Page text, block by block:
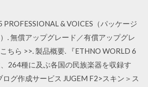
PROFESSIONAL & VOICES（パッケージ
. 無償アップグレード／有償アップグレ
ちら >>. 製品概要. 『ETHNO WORLD 6
264種に及ぶ各国の民族楽器を収録す
グ作成サービス JUGEM F2>スキン＞ス